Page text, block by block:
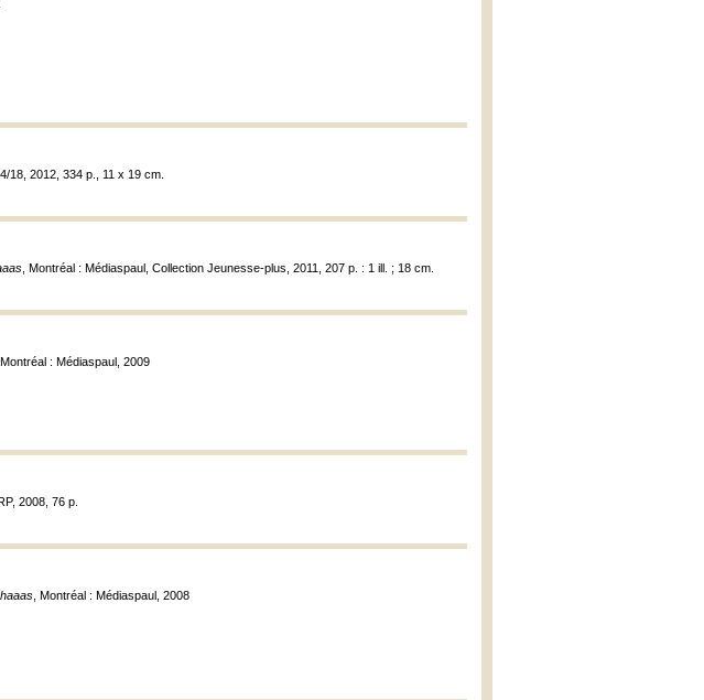
18, 2012, 334 p., 11 x 19 cm.
, Montréal : Médiaspaul, Collection Jeunesse-plus, 2011, 207 p. : 1 ill. ; 18 cm.
, Montréal : Médiaspaul, 2009
2008, 76 p.
, Montréal : Médiaspaul, 2008